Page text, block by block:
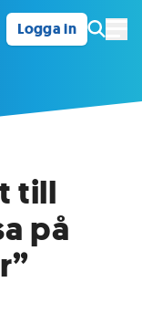
Logga in
till
på